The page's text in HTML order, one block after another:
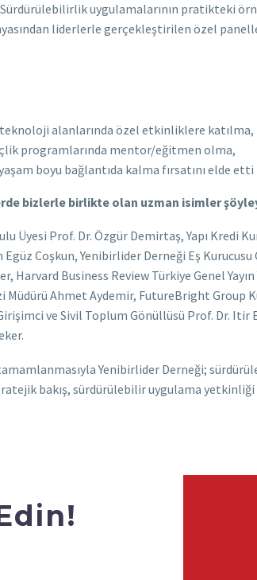
Sürdürülebilirlik uygulamalarının pratikteki
liderlerle gerçekleştirilen özel
alanlarında özel etkinliklere katılma,
programlarında mentor/eğitmen olma,
boyu bağlantıda kalma fırsatını elde etti
bizlerle birlikte olan uzman isimler
Üyesi Prof. Dr. Özgür Demirtaş, Yapı
Coşkun, Yenibirlider Derneği Eş
Harvard Business Review Türkiye Genel
Ahmet Aydemir, FutureBright Group
ve Sivil Toplum Gönüllüsü Prof. Dr. Itir
Yenibirlider Derneği;
bakış, sürdürülebilir uygulama